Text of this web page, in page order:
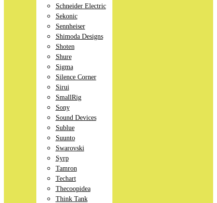
Schneider Electric
Sekonic
Sennheiser
Shimoda Designs
Shoten
Shure
Sigma
Silence Corner
Sirui
SmallRig
Sony
Sound Devices
Sublue
Suunto
Swarovski
Syrp
Tamron
Techart
Thecoopidea
Think Tank